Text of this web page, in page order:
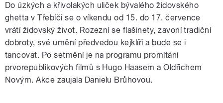
Do úzkých a křivolakých uliček bývalého židovského
ghetta v Třebíči se o víkendu od 15. do 17. července
vrátí židovský život. Rozezní se flašinety, zavoní tradiční
dobroty, své umění předvedou kejklíři a bude se i
tancovat. Po setmění je na programu promítání
prvorepublikových filmů s Hugo Haasem a Oldřichem
Novým. Akce zaujala Danielu Brůhovou.